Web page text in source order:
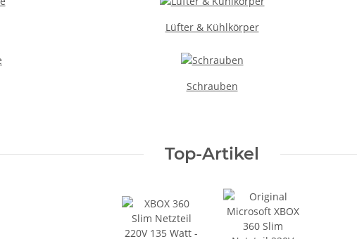
Lüfter & Kühlkörper
Schrauben
Top-Artikel